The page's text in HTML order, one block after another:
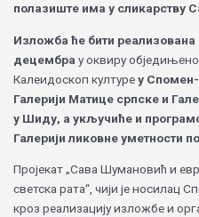
полазиште има у сликарству
Изложба ће бити
децембра у оквиру
Калеидоскоп културеу
Галерији Матице српске и
у Шиду, а укључиће и
Галерији ликовне уметности
Пројекат „Сава Шумановић и
светска рата“, чији је носилац
кроз реализацију изложбе и